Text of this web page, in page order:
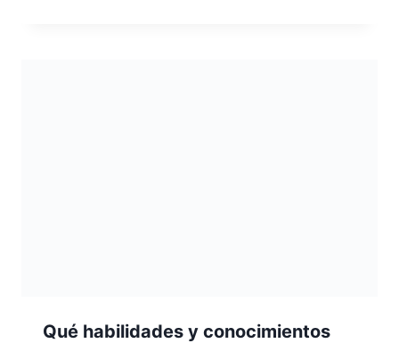
Qué habilidades y conocimientos